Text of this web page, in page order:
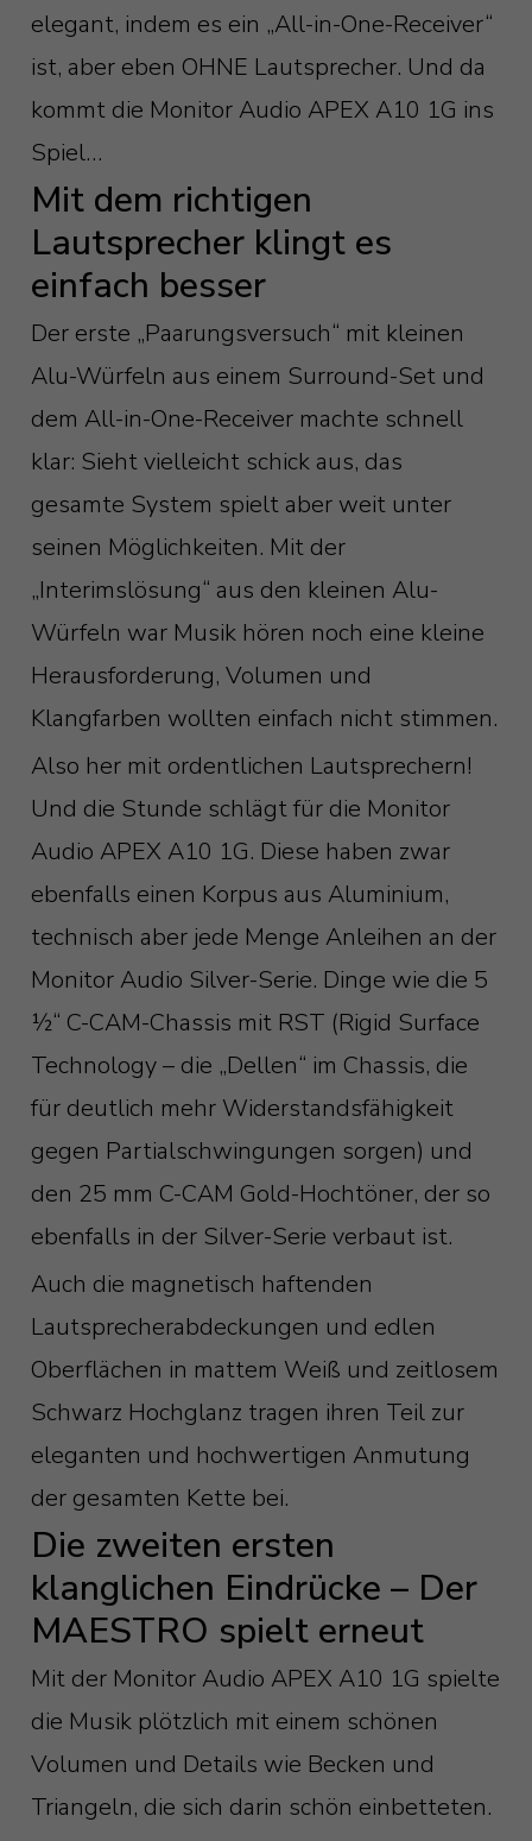
elegant, indem es ein „All-in-One-Receiver“
ist, aber eben OHNE Lautsprecher. Und da
kommt die Monitor Audio APEX A10 1G ins
Spiel…
Mit dem richtigen
Lautsprecher klingt es
einfach besser
Der erste „Paarungsversuch“ mit kleinen
Alu-Würfeln aus einem Surround-Set und
dem All-in-One-Receiver machte schnell
klar: Sieht vielleicht schick aus, das
gesamte System spielt aber weit unter
seinen Möglichkeiten. Mit der
„Interimslösung“ aus den kleinen Alu-
Würfeln war Musik hören noch eine kleine
Herausforderung, Volumen und
Klangfarben wollten einfach nicht stimmen.
Also her mit ordentlichen Lautsprechern!
Und die Stunde schlägt für die Monitor
Audio APEX A10 1G. Diese haben zwar
ebenfalls einen Korpus aus Aluminium,
technisch aber jede Menge Anleihen an der
Monitor Audio Silver-Serie. Dinge wie die 5
½“ C-CAM-Chassis mit RST (Rigid Surface
Technology – die „Dellen“ im Chassis, die
für deutlich mehr Widerstandsfähigkeit
gegen Partialschwingungen sorgen) und
den 25 mm C-CAM Gold-Hochtöner, der so
ebenfalls in der Silver-Serie verbaut ist.
Auch die magnetisch haftenden
Lautsprecherabdeckungen und edlen
Oberflächen in mattem Weiß und zeitlosem
Schwarz Hochglanz tragen ihren Teil zur
eleganten und hochwertigen Anmutung
der gesamten Kette bei.
Die zweiten ersten
klanglichen Eindrücke – Der
MAESTRO spielt erneut
Mit der Monitor Audio APEX A10 1G spielte
die Musik plötzlich mit einem schönen
Volumen und Details wie Becken und
Triangeln, die sich darin schön einbetteten.